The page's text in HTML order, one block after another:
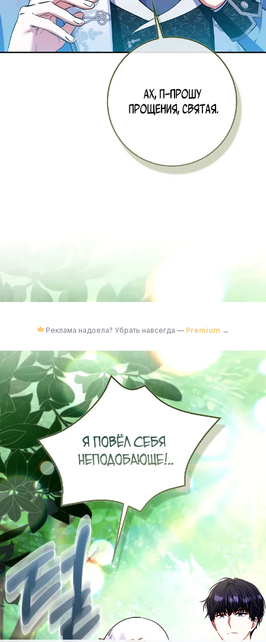
Реклама надоела? Убрать навсегда — Premium →